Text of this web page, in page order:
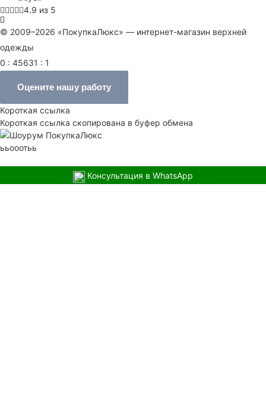
4.9 из 5
© 2009–2026 «ПокупкаЛюкс» — интернет-магазин верхней
одежды
0 : 45631 : 1
Оцените нашу работу
Короткая ссылка
Короткая ссылка скопирована в буфер обмена
ььооотьь
Консультация в WhatsApp